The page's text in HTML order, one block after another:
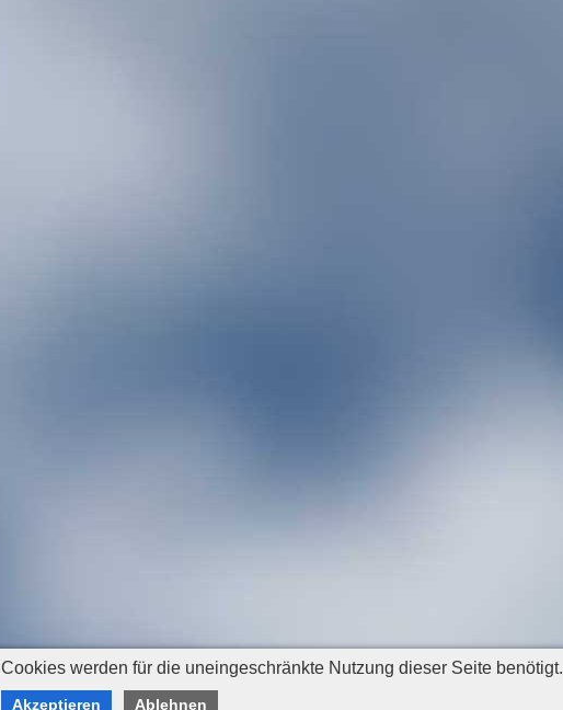
Cookies werden für die uneingeschränkte Nutzung dieser Seite benötigt.
Akzeptieren Ablehnen